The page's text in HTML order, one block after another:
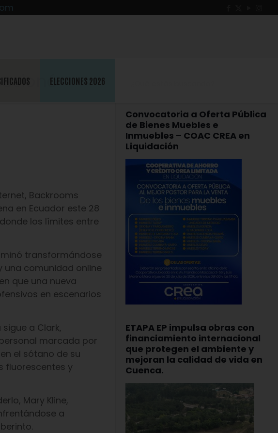
ELECCIONES 2026
Backrooms
en Ecuador este 28
los límites entre
transformándose
una comunidad online
que una nueva
en escenarios
a Clark,
marcada por
el sótano de su
fluorescentes y
Mary Kline,
a
Convocatoria a Oferta Pública
de Bienes Muebles e
Inmuebles – COAC CREA en
Liquidación
ETAPA EP impulsa obras con
financiamiento internacional
que protegen el ambiente y
mejoran la calidad de vida en
Cuenca.